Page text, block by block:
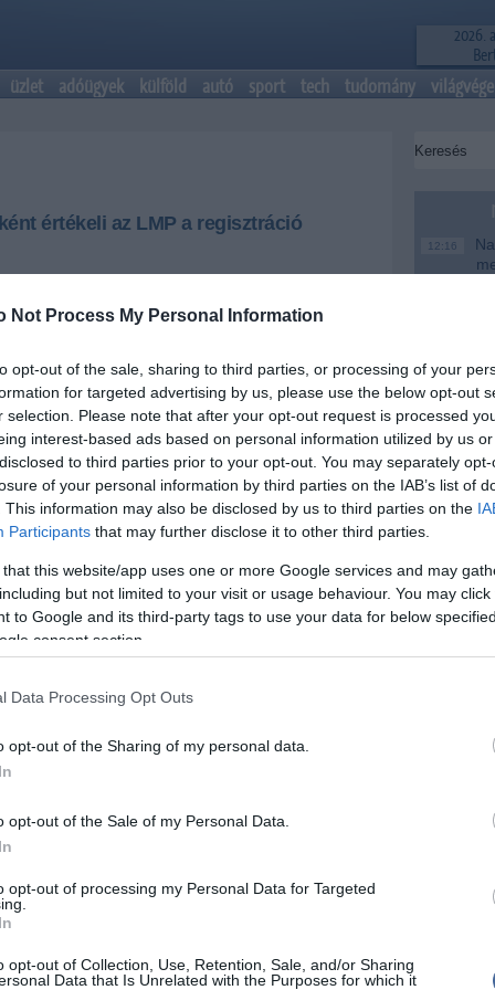
Not Process My Personal Information
opt-out of the sale, sharing to third parties, or processing of your
for targeted advertising by us, please use the below opt-out
selection. Please note that after your opt-out request is processed
interest-based ads based on personal information utilized by us
to third parties prior to your opt-out. You may separately
of your personal information by third parties on the IAB’s list of
This information may also be disclosed by us to third parties on the
Participants that may further disclose it to other third parties.
that this website/app uses one or more Google services and may
but not limited to your visit or usage behaviour. You may
to Google and its third-party tags to use your data for below
consent section.
Data Processing Opt Outs
opt-out of the Sharing of my personal data.
opt-out of the Sale of my Personal Data.
opt-out of processing my Personal Data for Targeted
opt-out of Collection, Use, Retention, Sale, and/or Sharing
Data that Is Unrelated with the Purposes for which it
2026.
üzlet adóügyek külföld autó sport tech tudomány világvége
értékeli az LMP a regisztráció
fordulópontot jelent az
eljárásról szóló törvény több pontját, mivel a
+-
a párt frakcióvezető-helyettese fogalmazott így
tartott sajtótájékoztatóján. Úgy értékelte, hogy
benne van az az "elementáris felháborodás", ami
miatt alakult ki az emberekben.
regisztráció nem lett volna más, mint a
korlátozása, amit felmérések szerint a társadalom
el is utasított. "A regisztráció a Fidesz
lett volna" - fogalmazott az ellenzéki politikus,
hogy vegyék "halálosan komolyan" az
döntését és ne próbáljanak meg kibújni
alól "trükkök százaival", vagyis Magyarországon
a határon túli magyarok esetében az Ab-hoz
is elfogadható megoldásnak tartja a választási
12:16
18:37
16:12
A
14:02
12:56
Nem is
Mit